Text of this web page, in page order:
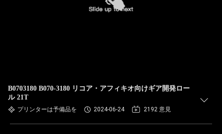
B0703180 B070-3180 リコア・アフィキオ向けギア開発ロー
ル 21T
プリンターは予備品を 2024-06-24 2192 意見